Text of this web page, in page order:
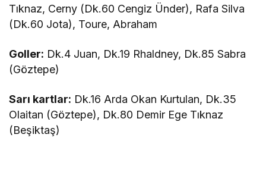
Tıknaz, Cerny (Dk.60 Cengiz Ünder), Rafa Silva
(Dk.60 Jota), Toure, Abraham
Goller: Dk.4 Juan, Dk.19 Rhaldney, Dk.85 Sabra
(Göztepe)
Sarı kartlar: Dk.16 Arda Okan Kurtulan, Dk.35
Olaitan (Göztepe), Dk.80 Demir Ege Tıknaz
(Beşiktaş)